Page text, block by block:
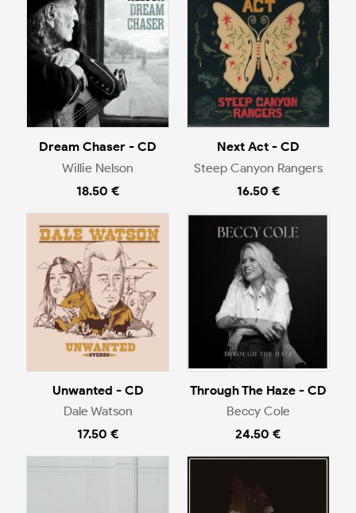
Dream Chaser - CD
Willie Nelson
18.50 €
Next Act - CD
Steep Canyon Rangers
16.50 €
Unwanted - CD
Dale Watson
17.50 €
Through The Haze - CD
Beccy Cole
24.50 €